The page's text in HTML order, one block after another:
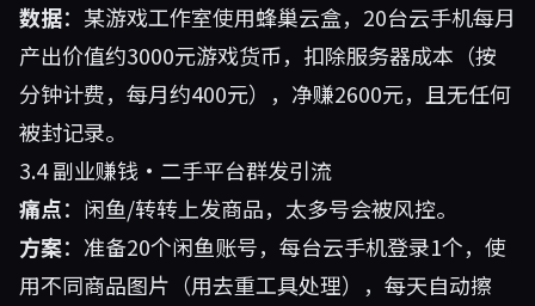
数据：某游戏工作室使用蜂巢云盒，20台云手机每月
产出价值约3000元游戏货币，扣除服务器成本（按
分钟计费，每月约400元），净赚2600元，且无任何
被封记录。
3.4 副业赚钱·二手平台群发引流
痛点：闲鱼/转转上发商品，太多号会被风控。
方案：准备20个闲鱼账号，每台云手机登录1个，使
用不同商品图片（用去重工具处理），每天自动擦